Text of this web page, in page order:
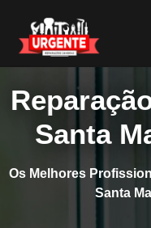
Santa
Os Melhores
Santa